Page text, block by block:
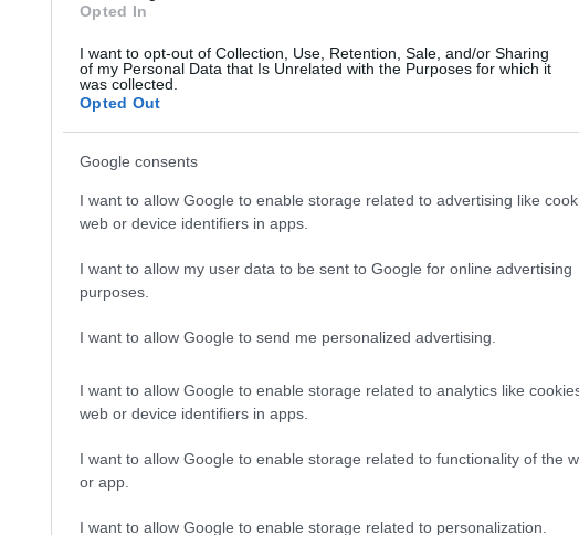
Opted In
I want to opt-out of Collection, Use, Retention, Sale, and/or Sharing
of my Personal Data that Is Unrelated with the Purposes for which it
was collected.
Opted Out
Google consents
I want to allow Google to enable storage related to advertising like
web or device identifiers in apps.
I want to allow my user data to be sent to Google for online advertising
purposes.
I want to allow Google to send me personalized advertising.
I want to allow Google to enable storage related to analytics like
web or device identifiers in apps.
I want to allow Google to enable storage related to functionality of the
or app.
I want to allow Google to enable storage related to personalization.